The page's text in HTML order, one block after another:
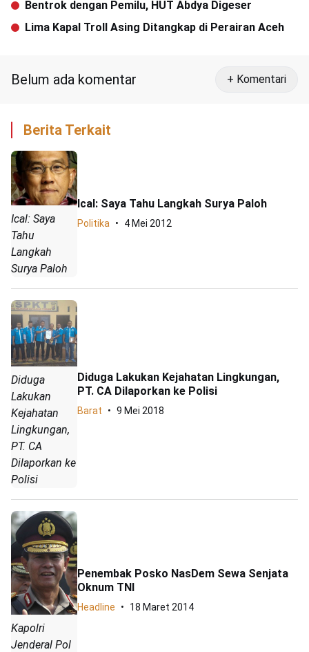
Bentrok dengan Pemilu, HUT Abdya Digeser
Lima Kapal Troll Asing Ditangkap di Perairan Aceh
Belum ada komentar + Komentari
Berita Terkait
Ical: Saya
Tahu
Langkah
Surya Paloh
Ical: Saya Tahu Langkah Surya Paloh
Politika 4 Mei 2012
Diduga
Lakukan
Kejahatan
Lingkungan,
PT. CA
Dilaporkan ke
Polisi
Diduga Lakukan Kejahatan Lingkungan,
PT. CA Dilaporkan ke Polisi
Barat 9 Mei 2018
Kapolri
Jenderal Pol
Penembak Posko NasDem Sewa Senjata
Oknum TNI
Headline 18 Maret 2014